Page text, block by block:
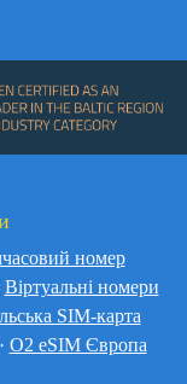
номер
Віртуальні номери
SIM-карта
· O2 eSIM Європа